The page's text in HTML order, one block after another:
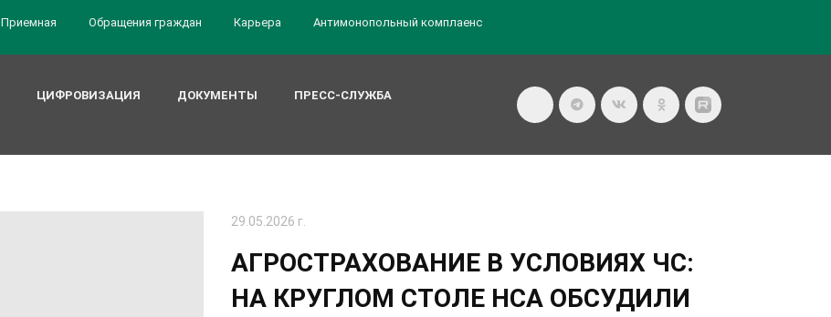
Приемная Обращения граждан Карьера Антимонопольный комплаенс
ЦИФРОВИЗАЦИЯ ДОКУМЕНТЫ
ПРЕСС-СЛУЖБА
29.05.2026 г.
АГРОСТРАХОВАНИЕ В УСЛОВИЯХ ЧС:
НА КРУГЛОМ СТОЛЕ НСА ОБСУДИЛИ